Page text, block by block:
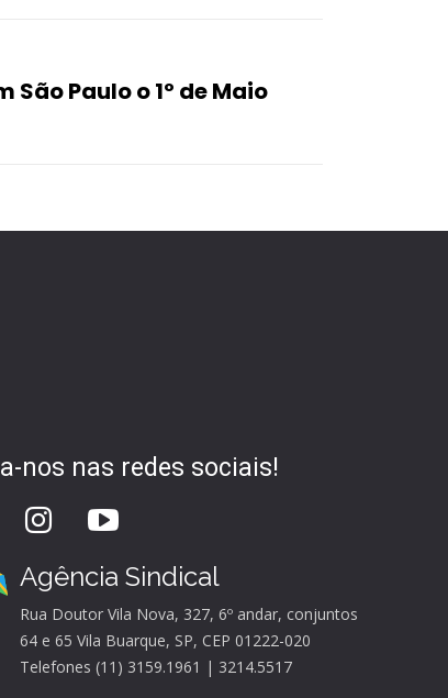
Paulo o 1º de Maio
nos nas redes sociais!
Agência Sindical
Rua Doutor Vila Nova, 327, 6º andar, conjuntos
64 e 65 Vila Buarque, SP, CEP 01222-020
Telefones (11) 3159.1961 | 3214.5517